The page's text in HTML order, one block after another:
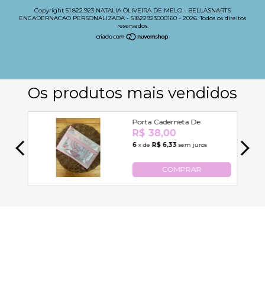
Copyright 51.822.923 NATALIA OLIVEIRA DE MELO - BELLASNARTS
ENCADERNACAO PERSONALIZADA - 51822923000160 - 2026. Todos os direitos
reservados.